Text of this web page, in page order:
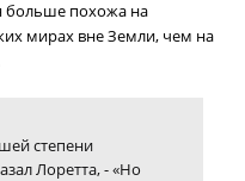
больше похожа на
мирах вне Земли, чем на
степени
Лоретта, - «Но